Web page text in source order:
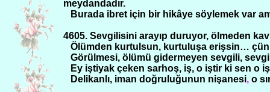
meydandadır.
Burada ibret için bir hikâye söylemek var
4605. Sevgilisini arayıp duruyor, ölmeden
Ölümden kurtulsun, kurtuluşa erişsin…
Görülmesi, ölümü gidermeyen sevgili,
Ey iştiyak çeken sarhoş, iş, o iştir ki sen o
Delikanlı, iman doğruluğunun nişanesi, o